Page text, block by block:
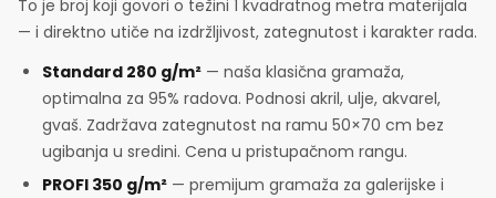
To je broj koji govori o težini 1 kvadratnog metra materijala
— i direktno utiče na izdržljivost, zategnutost i karakter rada.
Standard 280 g/m² — naša klasična gramaža,
optimalna za 95% radova. Podnosi akril, ulje, akvarel,
gvaš. Zadržava zategnutost na ramu 50×70 cm bez
ugibanja u sredini. Cena u pristupačnom rangu.
PROFI 350 g/m² — premijum gramaža za galerijske i